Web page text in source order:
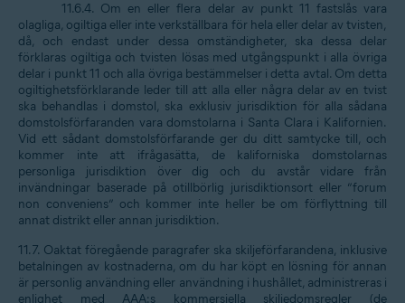
11.6.4. Om en eller flera delar av punkt 11 fastslås vara
olagliga, ogiltiga eller inte verkställbara för hela eller delar av tvisten,
då, och endast under dessa omständigheter, ska dessa delar
förklaras ogiltiga och tvisten lösas med utgångspunkt i alla övriga
delar i punkt 11 och alla övriga bestämmelser i detta avtal. Om detta
ogiltighetsförklarande leder till att alla eller några delar av en tvist
ska behandlas i domstol, ska exklusiv jurisdiktion för alla sådana
domstolsförfaranden vara domstolarna i Santa Clara i Kalifornien.
Vid ett sådant domstolsförfarande ger du ditt samtycke till, och
kommer inte att ifrågasätta, de kaliforniska domstolarnas
personliga jurisdiktion över dig och du avstår vidare från
invändningar baserade på otillbörlig jurisdiktionsort eller ”forum
non conveniens” och kommer inte heller be om förflyttning till
annat distrikt eller annan jurisdiktion.
11.7. Oaktat föregående paragrafer ska skiljeförfarandena, inklusive
betalningen av kostnaderna, om du har köpt en lösning för annan
är personlig användning eller användning i hushållet, administreras i
enlighet med AAA:s kommersiella skiljedomsregler (de